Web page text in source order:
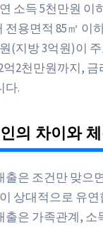
소득 5천만원 이
전용면적 85㎡ 이
(지방 3억원)이
억2천만원까지,
다.
의 차이와
출은 조건만 맞으
상대적으로 유연
출은 가족관계, 소